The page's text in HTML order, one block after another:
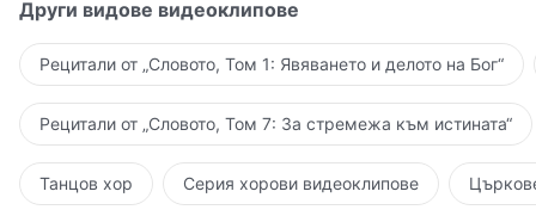
Други видове видеоклипове
Рецитали от „Словото, Том 1: Явяването и делото на Бог“
Рецитали от „Словото, Том 7: За стремежа към истината“
Танцов хор Серия хорови видеоклипове